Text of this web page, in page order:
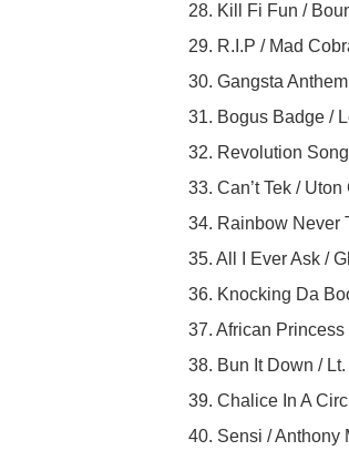
28. Kill Fi Fun /
29. R.I.P / Mad
30. Gangsta
31. Bogus Badge /
32. Revolution
33. Can’t Tek / Uton
34. Rainbow Never
35. All I Ever Ask /
36. Knocking Da
37. African Princess
38. Bun It Down /
39. Chalice In A
40. Sensi / Anthony